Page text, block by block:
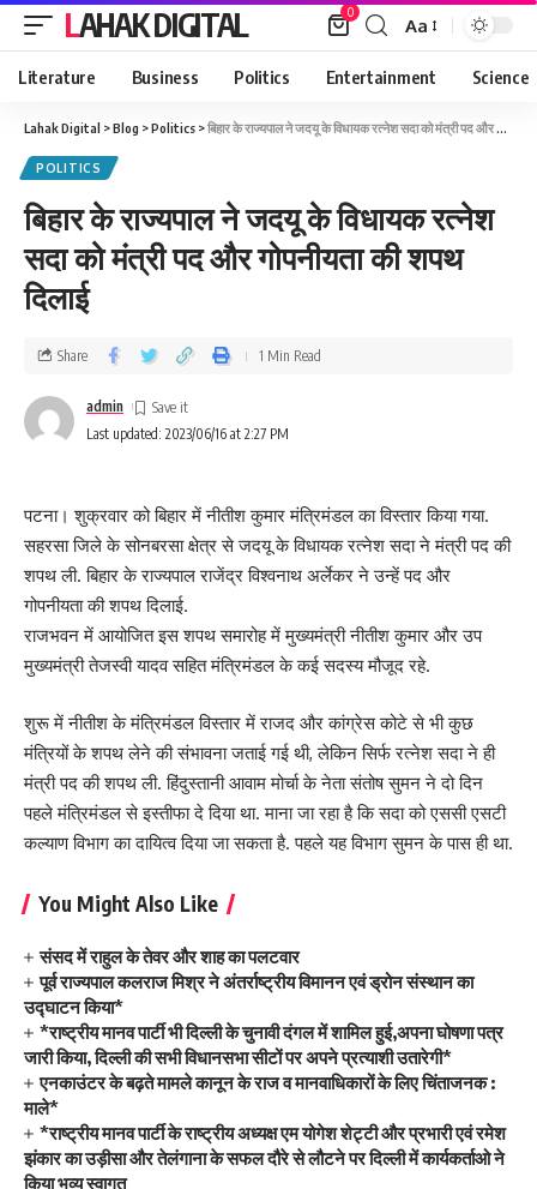
LAHAK DIGITAL 0
Aa
Literature Business Politics Entertainment Science
Lahak Digital >Blog >Politics >बिहार के राज्यपाल ने जदयू के विधायक रत्नेश सदा को मंत्री पद और गोपनीयता की शपथ दिलाई
POLITICS
बिहार के राज्यपाल ने जदयू के विधायक रत्नेश
सदा को मंत्री पद और गोपनीयता की शपथ
दिलाई
Last updated: 2023/06/16 at 2:27 PM
admin
Share 1 Min Read
पटना। शुक्रवार को बिहार में नीतीश कुमार मंत्रिमंडल का विस्तार किया गया.
सहरसा जिले के सोनबरसा क्षेत्र से जदयू के विधायक रत्नेश सदा ने मंत्री पद की
शपथ ली. बिहार के राज्यपाल राजेंद्र विश्वनाथ अर्लेकर ने उन्हें पद और
गोपनीयता की शपथ दिलाई.
राजभवन में आयोजित इस शपथ समारोह में मुख्यमंत्री नीतीश कुमार और उप
मुख्यमंत्री तेजस्वी यादव सहित मंत्रिमंडल के कई सदस्य मौजूद रहे.
शुरू में नीतीश के मंत्रिमंडल विस्तार में राजद और कांग्रेस कोटे से भी कुछ
मंत्रियों के शपथ लेने की संभावना जताई गई थी, लेकिन सिर्फ रत्नेश सदा ने ही
मंत्री पद की शपथ ली. हिंदुस्तानी आवाम मोर्चा के नेता संतोष सुमन ने दो दिन
पहले मंत्रिमंडल से इस्तीफा दे दिया था. माना जा रहा है कि सदा को एससी एसटी
कल्याण विभाग का दायित्व दिया जा सकता है. पहले यह विभाग सुमन के पास ही था.
You Might Also Like
संसद में राहुल के तेवर और शाह का पलटवार
पूर्व राज्यपाल कलराज मिश्र ने अंतर्राष्ट्रीय विमानन एवं ड्रोन संस्थान का
उद्घाटन किया*
*राष्ट्रीय मानव पार्टी भी दिल्ली के चुनावी दंगल में शामिल हुई,अपना घोषणा पत्र
जारी किया, दिल्ली की सभी विधानसभा सीटों पर अपने प्रत्याशी उतारेगी*
एनकाउंटर के बढ़ते मामले कानून के राज व मानवाधिकारों के लिए चिंताजनक :
माले*
*राष्ट्रीय मानव पार्टी के राष्ट्रीय अध्यक्ष एम योगेश शेट्टी और प्रभारी एवं रमेश
झंकार का उड़ीसा और तेलंगाना के सफल दौरे से लौटने पर दिल्ली में कार्यकर्ताओ ने
किया भव्य स्वागत